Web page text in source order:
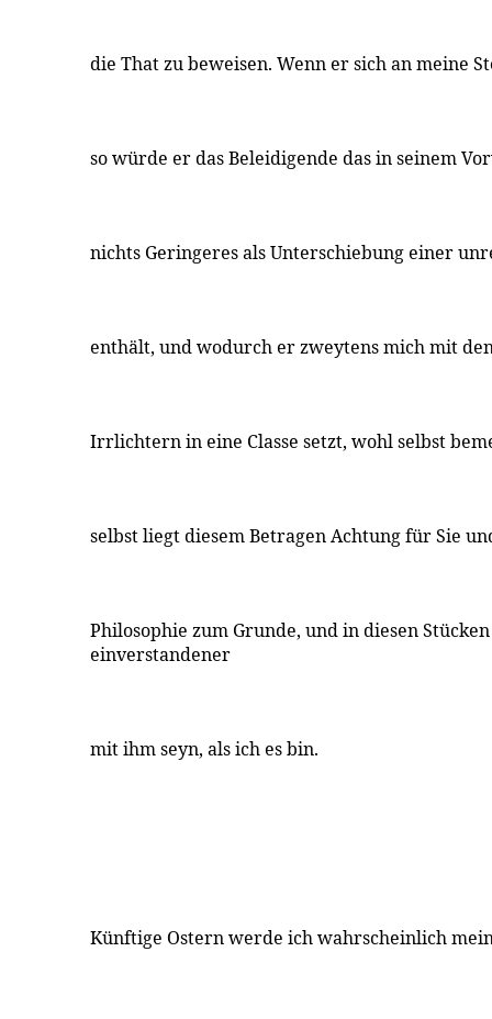
die That zu beweisen. Wenn er sich an meine
so würde er das Beleidigende das in seinem
nichts Geringeres als Unterschiebung einer
enthält, und wodurch er zweytens mich mit
Irrlichtern in eine Classe setzt, wohl selbst
selbst liegt diesem Betragen Achtung für Sie
Philosophie zum Grunde, und in diesen
einverstandener
mit ihm seyn, als ich es bin.
Künftige Ostern werde ich wahrscheinlich